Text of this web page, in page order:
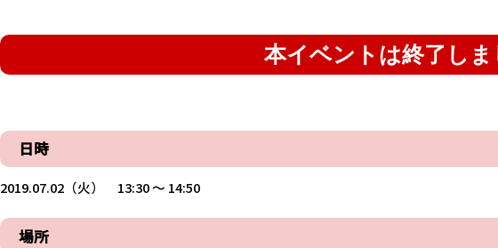
本イベントは終了し
日時
2019.07.02（火） 13:30 〜 14:50
場所